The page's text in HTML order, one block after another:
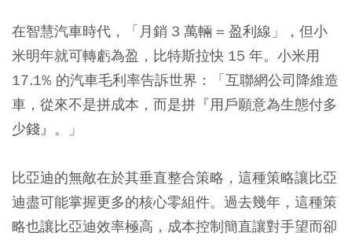
在智慧汽車時代，「月銷 3 萬輛 = 盈利線」，但小
米明年就可轉虧為盈，比特斯拉快 15 年。 小米用
17.1% 的汽車毛利率告訴世界：「互聯網公司降維造
車，從來不是拼成本，而是拼『用戶願意為生態付多
少錢』。」
比亞迪的無敵在於其垂直整合策略，這種策略讓比亞
迪盡可能掌握更多的核心零組件。過去幾年，這種策
略也讓比亞迪效率極高，成本控制簡直讓對手望而卻